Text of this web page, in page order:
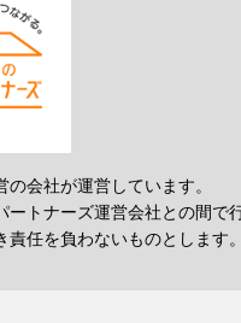
会社が運営しています。
トナーズ運営会社との間で
任を負わないものとします。